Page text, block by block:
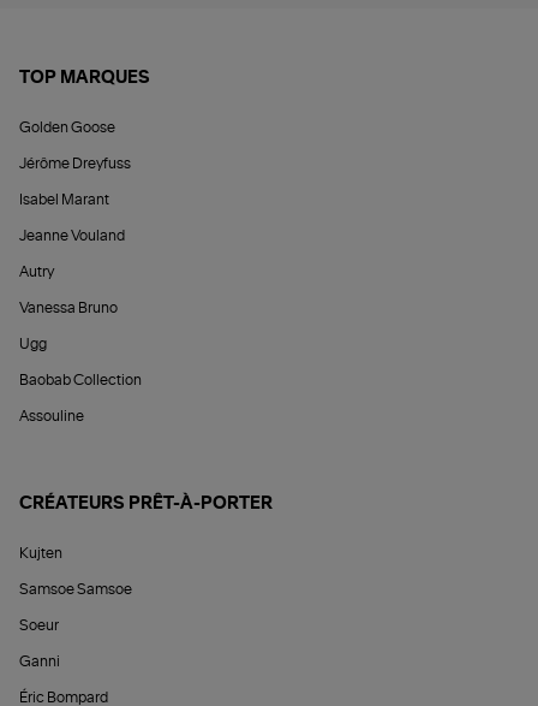
TOP MARQUES
Golden Goose
Jérôme Dreyfuss
Isabel Marant
Jeanne Vouland
Autry
Vanessa Bruno
Ugg
Baobab Collection
Assouline
CRÉATEURS PRÊT-À-PORTER
Kujten
Samsoe Samsoe
Soeur
Ganni
Éric Bompard